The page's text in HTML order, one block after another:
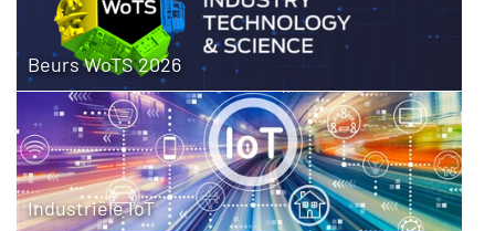
Beurs WoTS 2026
Industriële IoT